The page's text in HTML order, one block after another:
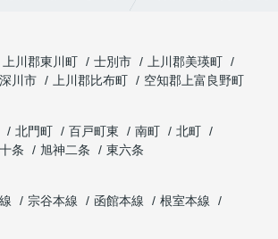
上川郡東川町 士別市
上川郡美瑛町
深川市 上川郡比布町
空知郡上富良野町
北門町 百戸町東 南町
北町
条 旭神二条
東六条
宗谷本線 函館本線
根室本線